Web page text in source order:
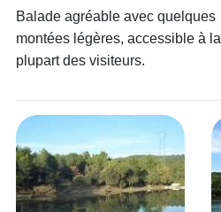
Balade agréable avec quelques
montées légères, accessible à la
plupart des visiteurs.